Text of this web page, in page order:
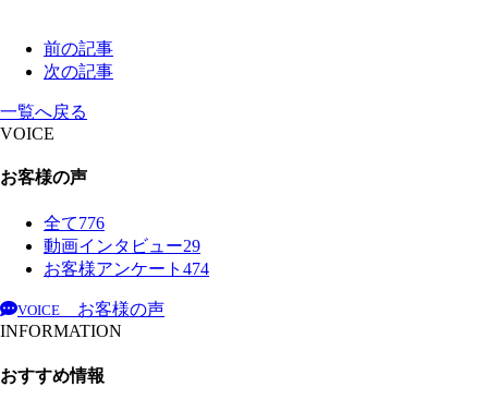
前の記事
次の記事
一覧へ戻る
VOICE
お客様の声
全て776
動画インタビュー29
お客様アンケート 474
VOICE
お客様の声
INFORMATION
おすすめ情報